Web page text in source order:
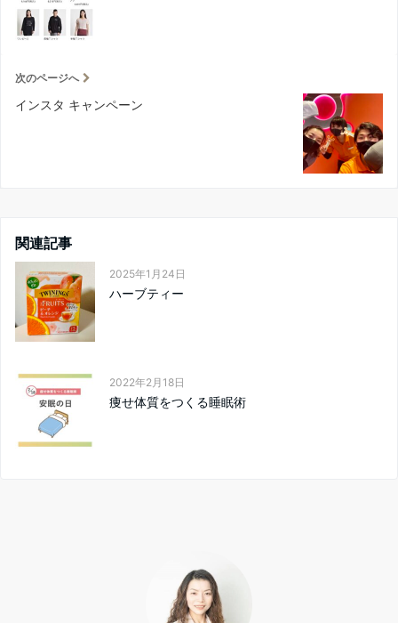
次のページへ
インスタ キャンペーン
関連記事
2025年1月24日
ハーブティー
2022年2月18日
痩せ体質をつくる睡眠術